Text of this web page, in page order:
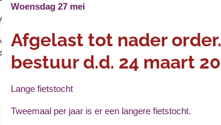
Woensdag 27 mei
Afgelast tot nader
bestuur d.d. 24 maart
Lange fietstocht
Tweemaal per jaar is er een langere fietstocht.